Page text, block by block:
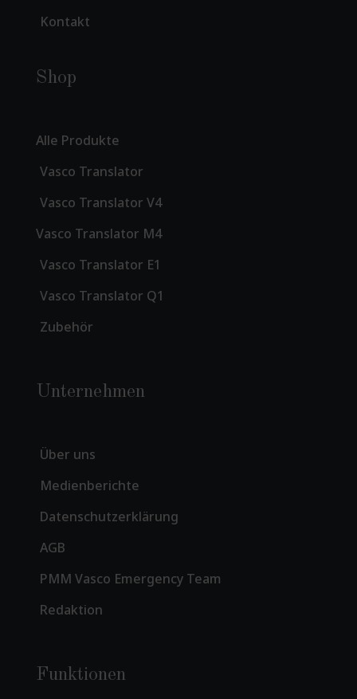
Kontakt
Shop
Alle Produkte
Vasco Translator
Vasco Translator V4
Vasco Translator M4
Vasco Translator E1
Vasco Translator Q1
Zubehör
Unternehmen
Über uns
Medienberichte
Datenschutzerklärung
AGB
PMM Vasco Emergency Team
Redaktion
Funktionen